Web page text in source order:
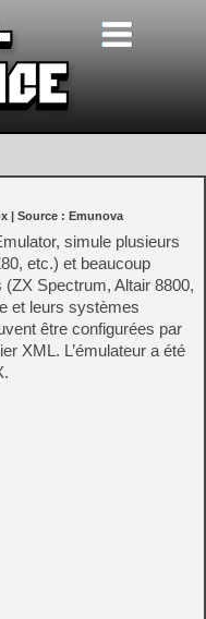
| Source : Emunova
simule plusieurs
etc.) et beaucoup
Spectrum, Altair 8800,
et leurs systèmes
être configurées par
XML. L’émulateur a été